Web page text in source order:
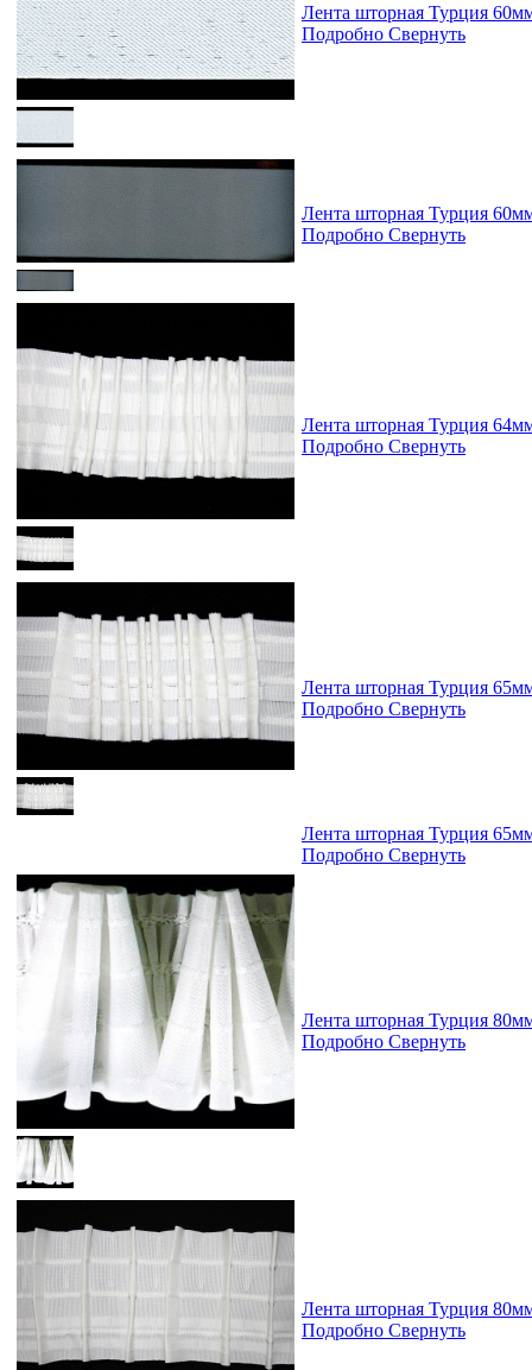
Лента шторная Турция
Подробно Свернуть
Лента шторная Турция
Подробно Свернуть
Лента шторная Турция
Подробно Свернуть
Лента шторная Турция
Подробно Свернуть
Лента шторная Турция
Подробно Свернуть
Лента шторная Турция
Подробно Свернуть
Лента шторная Турция
Подробно Свернуть